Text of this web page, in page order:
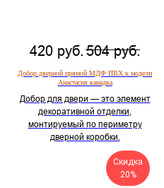
420 руб.504 руб.
Добор дверной прямой МДФ ПВХ к модели
Анастасия канадка
Добор для двери — это элемент
декоративной отделки,
монтируемый по периметру
дверной коробки.
Скидка
20%